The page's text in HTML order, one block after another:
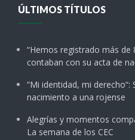
ÚLTIMOS TÍTULOS
“Hemos registrado más de
contaban con su acta de
“Mi identidad, mi
nacimiento a una rojense
Alegrías y momentos
La semana de los CEC